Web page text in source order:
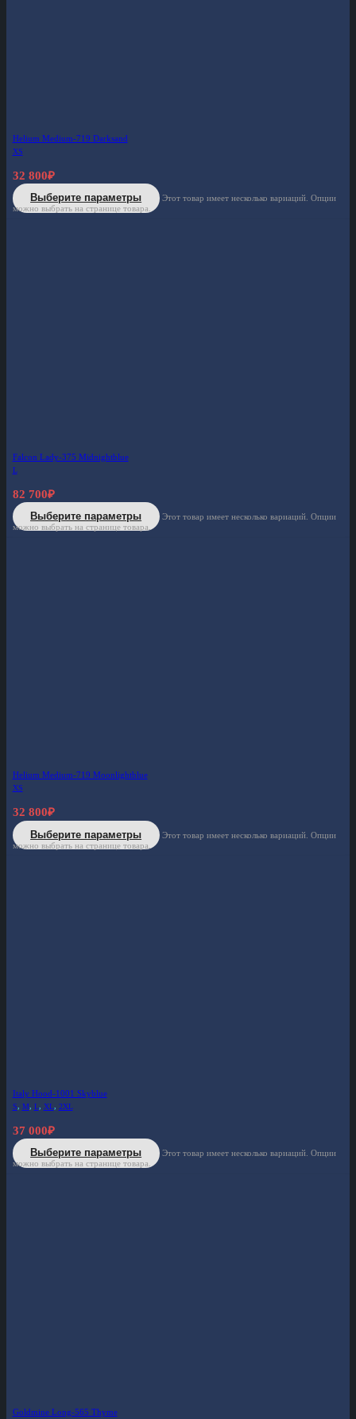
Helium Medium-719 Darksand
XS
32 800₽
Выберите параметры
Этот товар имеет несколько вариаций. Опции
можно выбрать на странице товара.
Falcon Lady-375 Midnightblue
L
82 700₽
Выберите параметры
Этот товар имеет несколько вариаций. Опции
можно выбрать на странице товара.
Helium Medium-719 Moonlightblue
XS
32 800₽
Выберите параметры
Этот товар имеет несколько вариаций. Опции
можно выбрать на странице товара.
Italy Hood-1001 Skyblue
S, M, L, XL, 2XL
37 000₽
Выберите параметры
Этот товар имеет несколько вариаций. Опции
можно выбрать на странице товара.
Goldmine Long-565 Thyme